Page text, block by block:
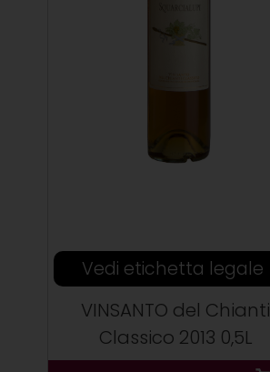
Vedi etichetta legale
VINSANTO del Chianti
Classico 2013 0,5L